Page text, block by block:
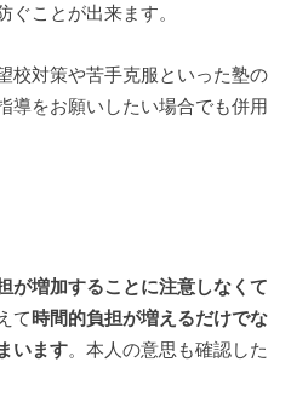
ぐことが出来ます。
校対策や苦手克服といった塾の
導をお願いしたい場合でも併用
が増加することに注意しなくて
て 時間的負担が増えるだけでな
います。本人の意思も確認した